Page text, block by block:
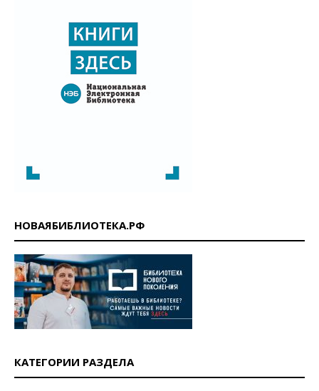
НОВАЯБИБЛИОТЕКА.РФ
КАТЕГОРИИ РАЗДЕЛА